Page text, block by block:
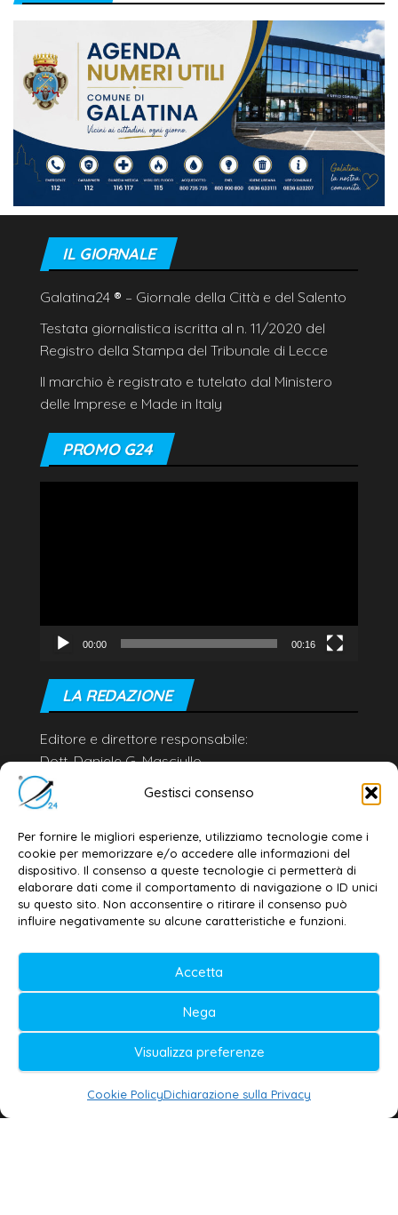
Gestisci consenso
Per fornire le migliori esperienze, utilizziamo tecnologie come i
cookie per memorizzare e/o accedere alle informazioni del
dispositivo. Il consenso a queste tecnologie ci permetterà di
elaborare dati come il comportamento di navigazione o ID unici
su questo sito. Non acconsentire o ritirare il consenso può
influire negativamente su alcune caratteristiche e funzioni.
Accetta
Nega
Visualizza preferenze
Cookie PolicyDichiarazione sulla Privacy
IL GIORNALE
Galatina24 ® – Giornale della Città e del Salento
Testata giornalistica iscritta al n. 11/2020 del
Registro della Stampa del Tribunale di Lecce
Il marchio è registrato e tutelato dal Ministero
delle Imprese e Made in Italy
PROMO G24
00:00 00:16
LA REDAZIONE
Editore e direttore responsabile:
Dott. Daniele G. Masciullo
Email:
redazione@galatina24.it
Privacy policy–Cookie policy
© 2020-2026 | Galatina24 ®
Testata iscritta al n. 11/2020 Registro della
Stampa Tribunale di Lecce
Editore e direttore responsabile:
Daniele G. Masciullo
Galatina24 è marchio registrato dal Ministero
delle Imprese